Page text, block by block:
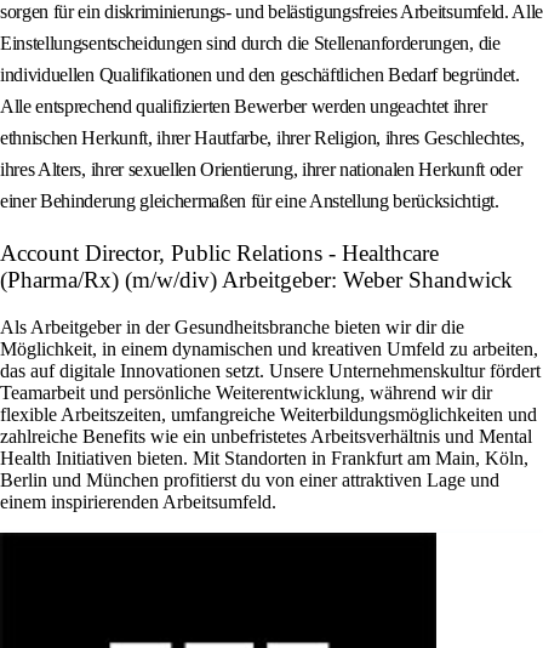
sorgen für ein diskriminierungs- und belästigungsfreies Arbeitsumfeld. Alle
Einstellungsentscheidungen sind durch die Stellenanforderungen, die
individuellen Qualifikationen und den geschäftlichen Bedarf begründet.
Alle entsprechend qualifizierten Bewerber werden ungeachtet ihrer
ethnischen Herkunft, ihrer Hautfarbe, ihrer Religion, ihres Geschlechtes,
ihres Alters, ihrer sexuellen Orientierung, ihrer nationalen Herkunft oder
einer Behinderung gleichermaßen für eine Anstellung berücksichtigt.
Account Director, Public Relations - Healthcare
(Pharma/Rx) (m/w/div) Arbeitgeber: Weber Shandwick
Als Arbeitgeber in der Gesundheitsbranche bieten wir dir die
Möglichkeit, in einem dynamischen und kreativen Umfeld zu arbeiten,
das auf digitale Innovationen setzt. Unsere Unternehmenskultur fördert
Teamarbeit und persönliche Weiterentwicklung, während wir dir
flexible Arbeitszeiten, umfangreiche Weiterbildungsmöglichkeiten und
zahlreiche Benefits wie ein unbefristetes Arbeitsverhältnis und Mental
Health Initiativen bieten. Mit Standorten in Frankfurt am Main, Köln,
Berlin und München profitierst du von einer attraktiven Lage und
einem inspirierenden Arbeitsumfeld.